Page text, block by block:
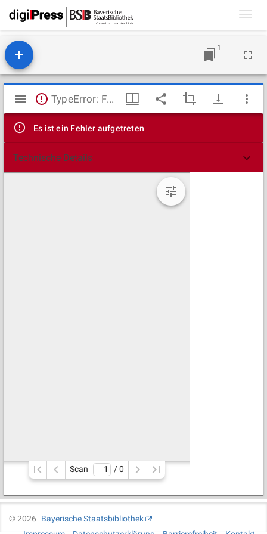
1
Mirador
Viewer
TypeError: Failed to fetch
Es ist ein Fehler aufgetreten
Technische Details
Scan / 0
©2026
Bayerische Staatsbibliothek